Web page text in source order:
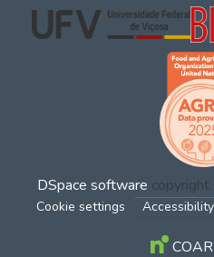
DSpace software
Cookie settings